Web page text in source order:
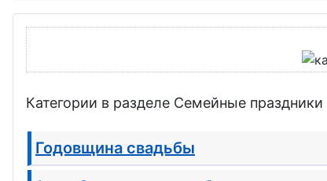
Категории в разделе Семейные праздники
Годовщина свадьбы